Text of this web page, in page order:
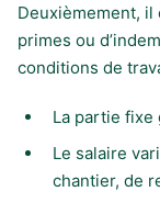
Deuxièmement,
primes ou
conditions de
La partie fixe
Le salaire
chantier, de